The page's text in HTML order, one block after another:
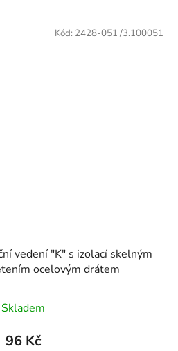
vedení "K" s izolací skelným
ocelovým drátem
Skladem
96 Kč
Kód: 2428-051 /3.100051